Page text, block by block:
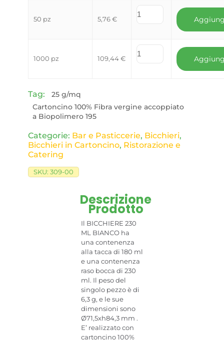
50 pz 5,76€
1000 pz 109,44€
Tag:
25 g/mq
Cartoncino 100% Fibra vergine accoppiato
a Biopolimero 195
Categorie: Bar e Pasticcerie, Bicchieri,
Bicchieri in Cartoncino, Ristorazione e
Catering
SKU: 309-00
Descrizione
Prodotto
Il BICCHIERE 230
ML BIANCO ha
una contenenza
alla tacca di 180 ml
e una contenenza
raso bocca di 230
ml. Il peso del
singolo pezzo è di
6,3 g, e le sue
dimensioni sono
Ø71,5xh84,3 mm .
E’ realizzato con
cartoncino 100%